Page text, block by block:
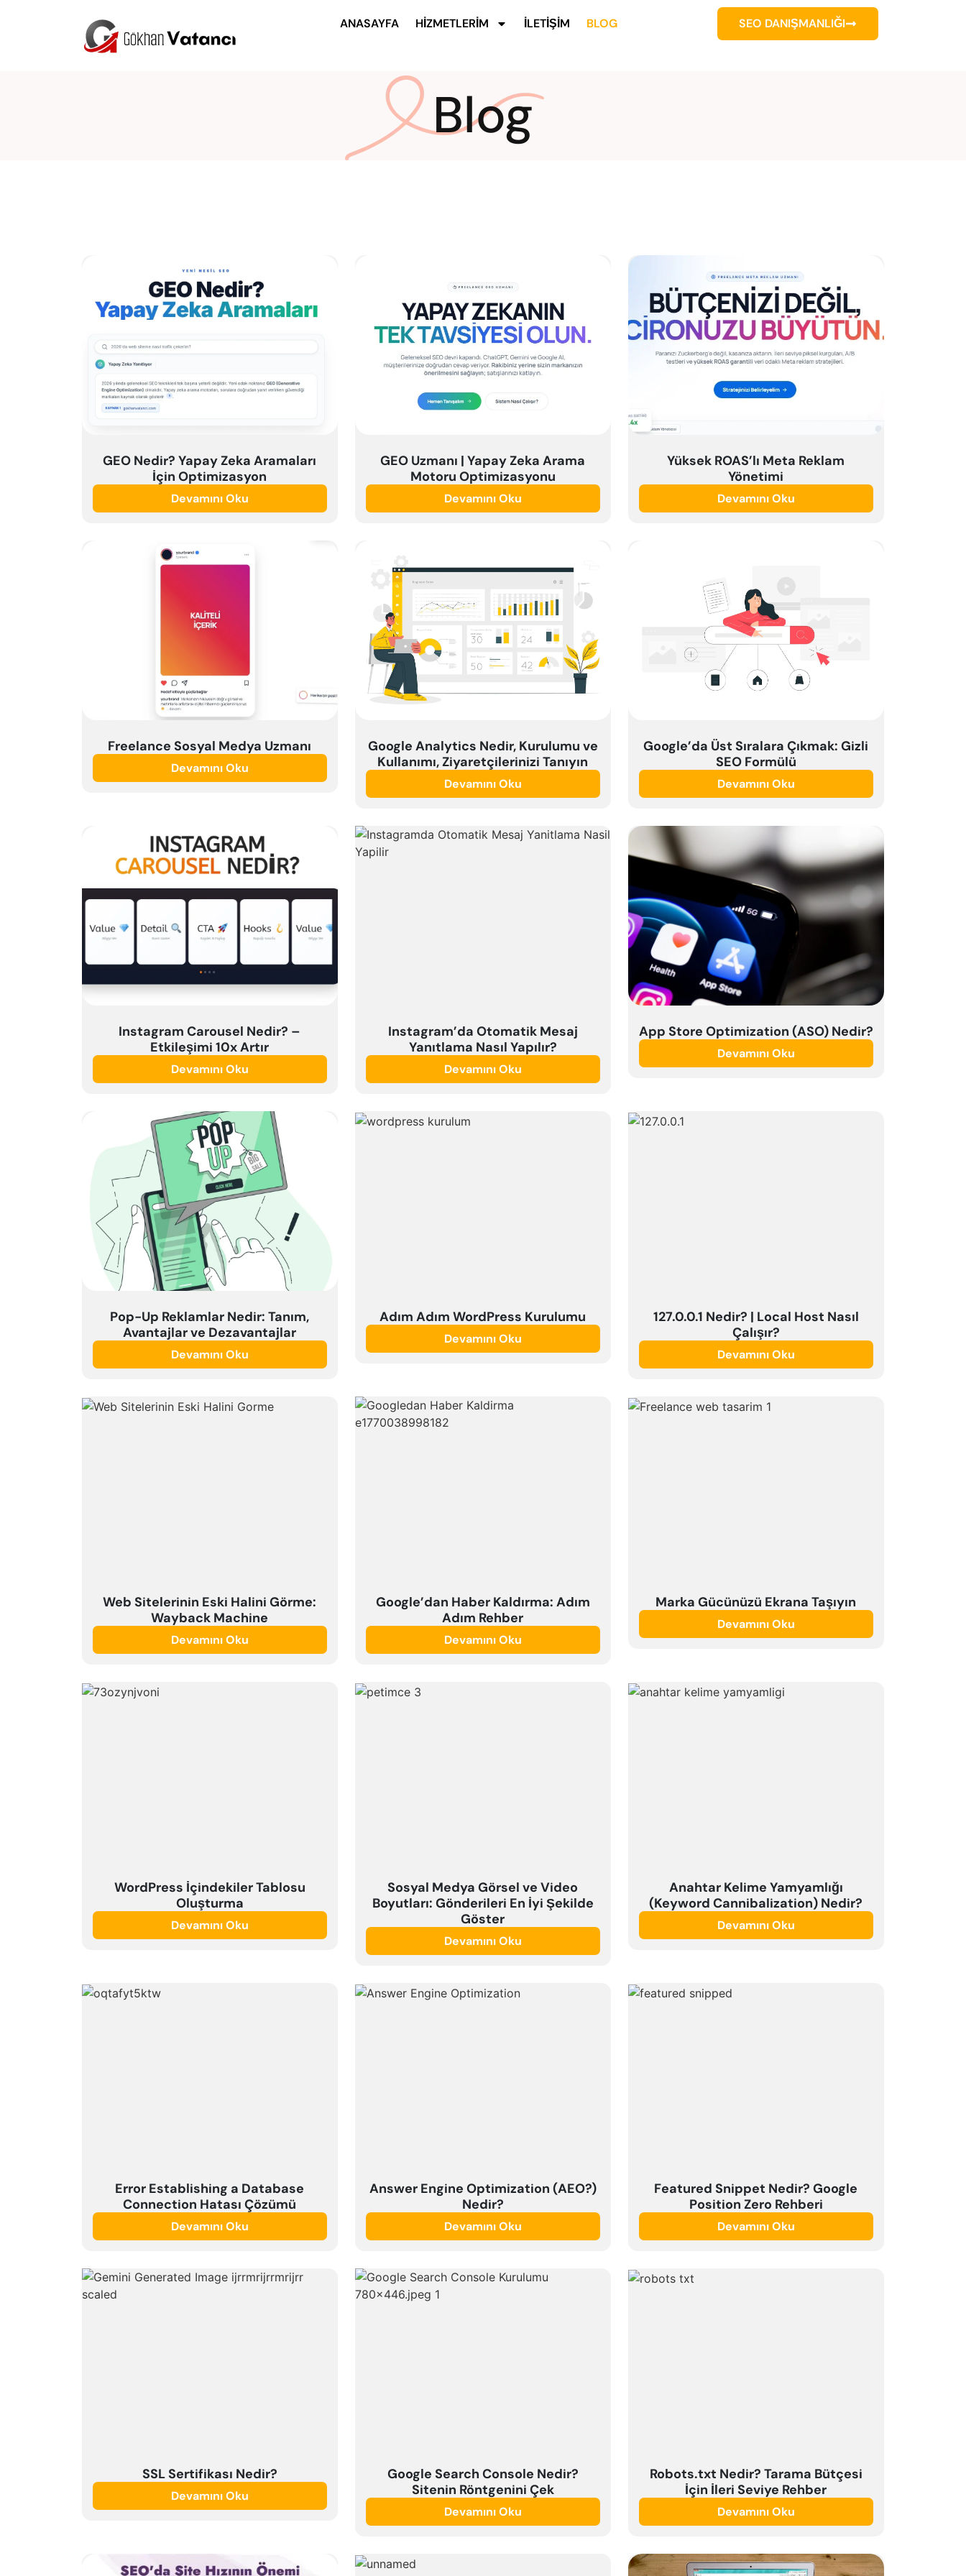
ANASAYFA HIZMETLERIM İLETIŞIM BLOG SEO DANIŞMANLIĞI
Blog
GEO Nedir? Yapay Zeka Aramaları
İçin Optimizasyon
Devamını Oku
GEO Uzmanı | Yapay Zeka Arama
Motoru Optimizasyonu
Devamını Oku
Yüksek ROAS’lı Meta Reklam
Yönetimi
Devamını Oku
Freelance Sosyal Medya Uzmanı
Devamını Oku
Google Analytics Nedir, Kurulumu ve
Kullanımı, Ziyaretçilerinizi Tanıyın
Devamını Oku
Google’da Üst Sıralara Çıkmak: Gizli
SEO Formülü
Devamını Oku
Instagram Carousel Nedir? –
Etkileşimi 10x Artır
Devamını Oku
Instagram’da Otomatik Mesaj
Yanıtlama Nasıl Yapılır?
Devamını Oku
App Store Optimization (ASO) Nedir?
Devamını Oku
Pop-Up Reklamlar Nedir: Tanım,
Avantajlar ve Dezavantajlar
Devamını Oku
Adım Adım WordPress Kurulumu
Devamını Oku
127.0.0.1 Nedir? | Local Host Nasıl
Çalışır?
Devamını Oku
Web Sitelerinin Eski Halini Görme:
Wayback Machine
Devamını Oku
Google’dan Haber Kaldırma: Adım
Adım Rehber
Devamını Oku
Marka Gücünüzü Ekrana Taşıyın
Devamını Oku
WordPress İçindekiler Tablosu
Oluşturma
Devamını Oku
Sosyal Medya Görsel ve Video
Boyutları: Gönderileri En İyi Şekilde
Göster
Devamını Oku
Anahtar Kelime Yamyamlığı
(Keyword Cannibalization) Nedir?
Devamını Oku
Error Establishing a Database
Connection Hatası Çözümü
Devamını Oku
Answer Engine Optimization (AEO?)
Nedir?
Devamını Oku
Featured Snippet Nedir? Google
Position Zero Rehberi
Devamını Oku
SSL Sertifikası Nedir?
Devamını Oku
Google Search Console Nedir?
Sitenin Röntgenini Çek
Devamını Oku
Robots.txt Nedir? Tarama Bütçesi
İçin İleri Seviye Rehber
Devamını Oku